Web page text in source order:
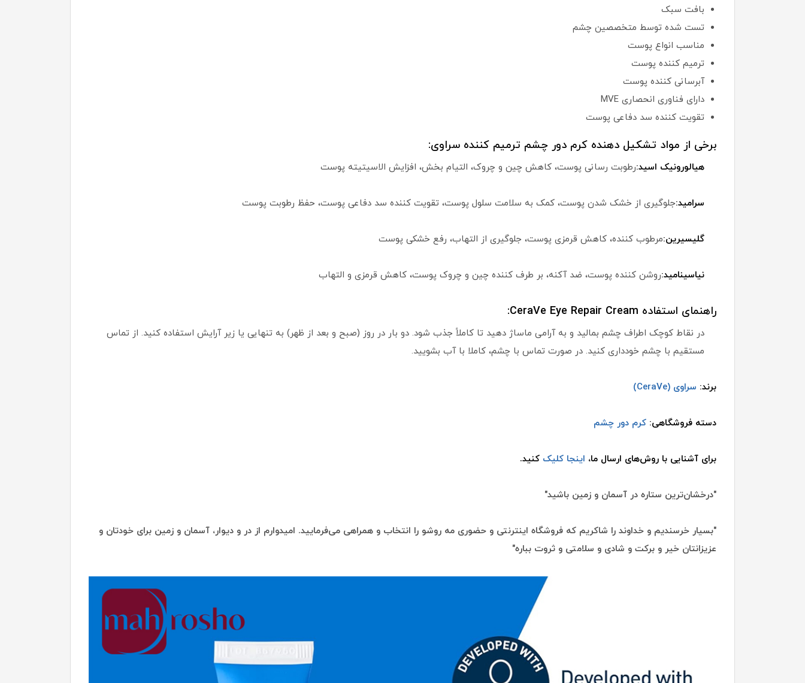
بافت سبک
تست شده توسط متخصصین چشم
مناسب انواع پوست
ترمیم کننده پوست
آبرسانی کننده پوست
دارای فناوری انحصاری MVE
تقویت کننده سد دفاعی پوست
برخی از مواد تشکیل دهنده کرم دور چشم ترمیم کننده سراوی:
هیالورونیک اسید:رطوبت رسانی پوست، کاهش چین و چروک، التیام بخش، افزایش الاسیتیته پوست
سرامید:جلوگیری از خشک شدن پوست، کمک به سلامت سلول پوست، تقویت کننده سد دفاعی پوست، حفظ رطوبت پوست
گلیسیرین:مرطوب کننده، کاهش قرمزی پوست، جلوگیری از التهاب، رفع خشکی پوست
نیاسینامید:روشن کننده پوست، ضد آکنه، بر طرف کننده چین و چروک پوست، کاهش قرمزی و التهاب
راهنمای استفاده CeraVe Eye Repair Cream:
در نقاط کوچک اطراف چشم بمالید و به آرامی ماساژ دهید تا کاملاً جذب شود. دو بار در روز (صبح و بعد از ظهر) به تنهایی یا زیر آرایش استفاده کنید. از تماس
مستقیم با چشم خودداری کنید. در صورت تماس با چشم، کاملا با آب بشویید.
برند: سراوی (CeraVe)
دسته فروشگاهی: کرم دور چشم
برای آشنایی با روش‌های ارسال ما، اینجا کلیک کنید.
"درخشان‌ترین ستاره در آسمان و زمین باشید"
"بسیار خرسندیم و خداوند را شاکریم که فروشگاه اینترنتی و حضوری مه روشو را انتخاب و همراهی می‌فرمایید. امیدوارم از در و دیوار، آسمان و زمین برای خودتان و
عزیزانتان خیر و برکت و شادی و سلامتی و ثروت بباره"